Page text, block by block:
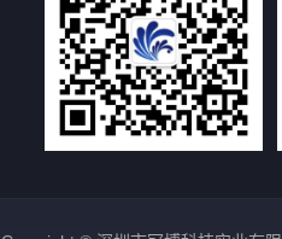
轮胎清洗机
多频 扫频
文章标签
超声波清洗机定制
超声波清洗
超声波清洗机除锈
超声波清洗